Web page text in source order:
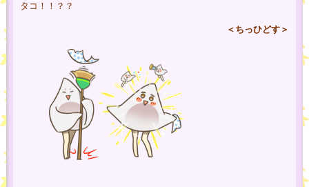
タコ！！？？
＜ちっひどす＞